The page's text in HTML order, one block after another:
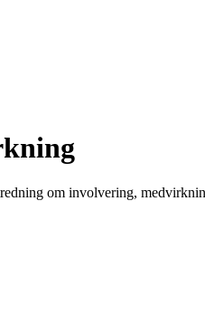
om involvering,